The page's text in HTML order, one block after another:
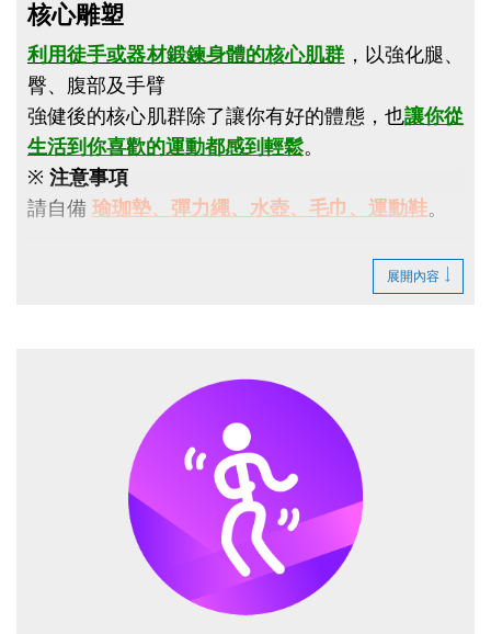
核心雕塑
利用徒手或器材鍛鍊身體的核心肌群 ，以強化腿、
臀、腹部及手臂
強健後的核心肌群除了讓你有好的體態，也讓你從
生活到你喜歡的運動都感到輕鬆。
※ 注意事項
請自備 瑜珈墊、彈力繩、水壺、毛巾、運動鞋。
展開內容